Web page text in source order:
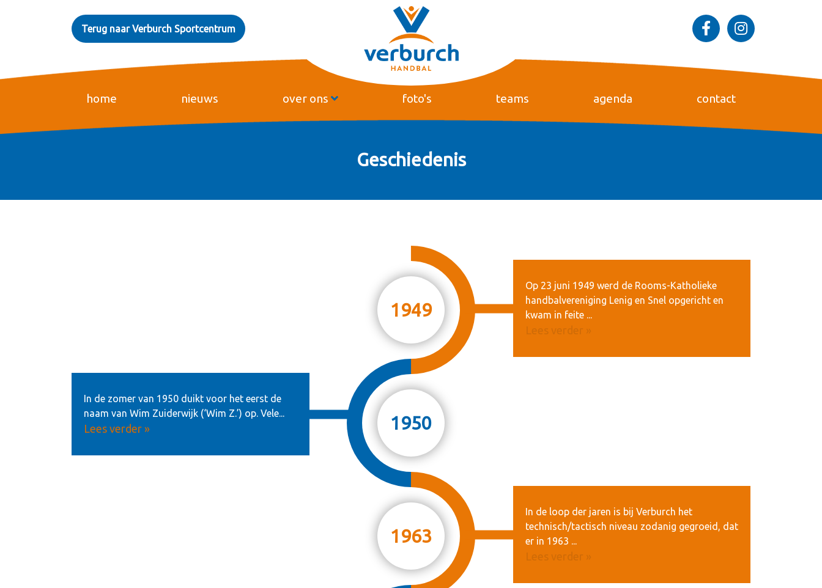
Terug naar Verburch Sportcentrum
home nieuws over ons foto's teams agenda contact
Geschiedenis
1949
Op 23 juni 1949 werd de Rooms-Katholieke
handbalvereniging Lenig en Snel opgericht en
kwam in feite ...
Lees verder »
1950
In de zomer van 1950 duikt voor het eerst de
naam van Wim Zuiderwijk (‘Wim Z.’) op. Vele...
Lees verder »
1963
In de loop der jaren is bij Verburch het
technisch/tactisch niveau zodanig gegroeid, dat
er in 1963 ...
Lees verder »